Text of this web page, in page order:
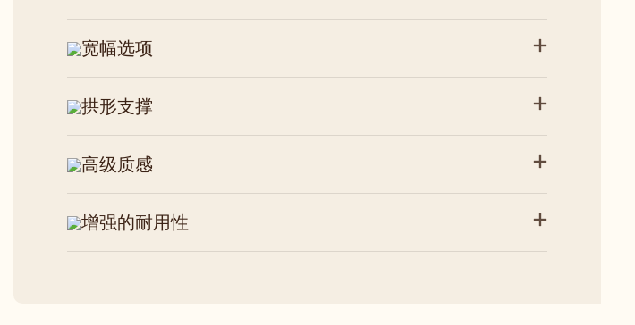
宽幅选项
拱形支撑
高级质感
增强的耐用性